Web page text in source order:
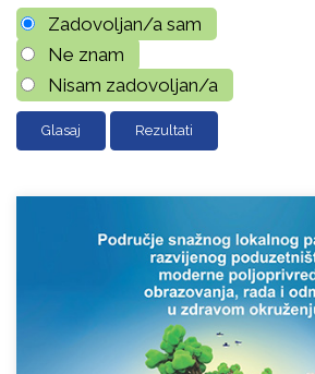
Zadovoljan/a sam
Ne znam
Nisam zadovoljan/a
Rezultati